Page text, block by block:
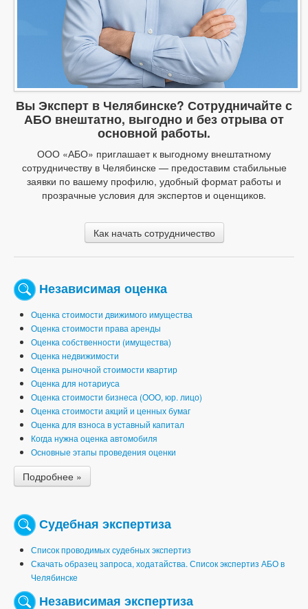
Вы Эксперт в Челябинске? Сотрудничайте с
АБО внештатно, выгодно и без отрыва от
основной работы.
ООО «АБО» приглашает к выгодному внештатному
сотрудничеству в Челябинске — предоставим стабильные
заявки по вашему профилю, удобный формат работы и
прозрачные условия для экспертов и оценщиков.
Как начать сотрудничество
Независимая оценка
Оценка стоимости движимого имущества
Оценка стоимости права аренды
Оценка собственности (имущества)
Оценка недвижимости
Оценка рыночной стоимости квартир
Оценка для нотариуса
Оценка стоимости бизнеса (ООО, юр. лицо)
Оценка стоимости акций и ценных бумаг
Оценка для взноса в уставный капитал
Когда нужна оценка автомобиля
Основные этапы проведения оценки
Подробнее »
Судебная экспертиза
Список проводимых судебных экспертиз
Скачать образец запроса, ходатайства. Список экспертиз АБО в
Челябинске
Независимая экспертиза